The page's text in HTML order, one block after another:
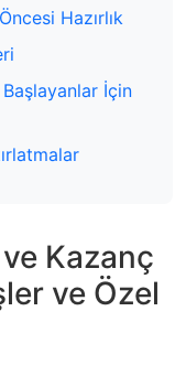
Hazırlık
Başlayanlar İçin
Kazanç
ve Özel